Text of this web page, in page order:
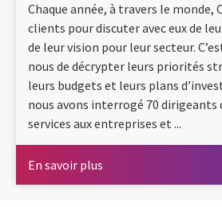
Chaque année, à travers le monde,
clients pour discuter avec eux de
de leur vision pour leur secteur.
nous de décrypter leurs priorités
leurs budgets et leurs plans
nous avons interrogé 70 dirigeants
services aux entreprises et ...
En savoir plus